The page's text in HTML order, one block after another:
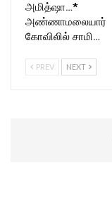
அமித்ஷா…*
அண்ணாமலையார்
கோவிலில் சாமி…
PREV NEXT